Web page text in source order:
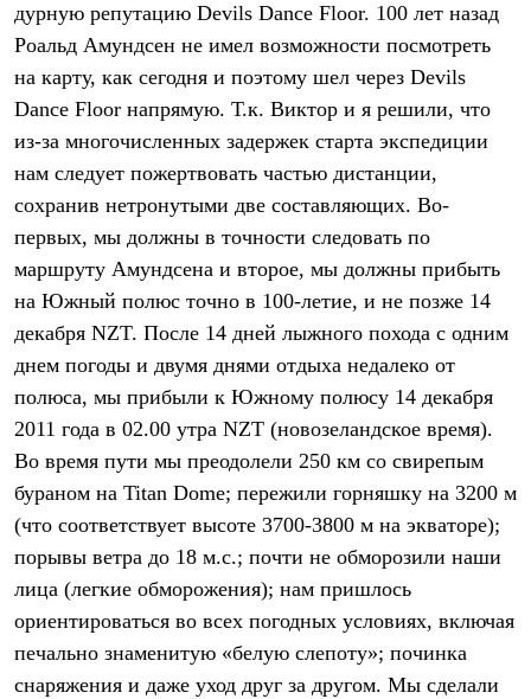
Брюки
Флисовая одежда
Куртки
Брюки
Жилеты
Теплое термобелье
Среднее термобелье
Легкое термобелье
Лёгкая одежда
Футболки
Толстовки
Брюки
Шорты
Женская одежда
Утепленная пухом
Куртки
Жилеты
Утепленная синтетикой
Куртки
Брюки
Штормовая одежда
Куртки
Софтшелл одежда
Куртки
Брюки
Рубашки
Футболки
дурную репутацию Devils Dance Floor. 100 лет назад
Роальд Амундсен не имел возможности посмотреть
на карту, как сегодня и поэтому шел через Devils
Dance Floor напрямую. Т.к. Виктор и я решили, что
из-за многочисленных задержек старта экспедиции
нам следует пожертвовать частью дистанции,
сохранив нетронутыми две составляющих. Во-
первых, мы должны в точности следовать по
маршруту Амундсена и второе, мы должны прибыть
на Южный полюс точно в 100-летие, и не позже 14
декабря NZT. После 14 дней лыжного похода с одним
днем погоды и двумя днями отдыха недалеко от
полюса, мы прибыли к Южному полюсу 14 декабря
2011 года в 02.00 утра NZT (новозеландское время).
Во время пути мы преодолели 250 км со свирепым
бураном на Titan Dome; пережили горняшку на 3200 м
(что соответствует высоте 3700-3800 м на экваторе);
порывы ветра до 18 м.с.; почти не обморозили наши
лица (легкие обморожения); нам пришлось
ориентироваться во всех погодных условиях, включая
печально знаменитую «белую слепоту»; починка
снаряжения и даже уход друг за другом. Мы сделали